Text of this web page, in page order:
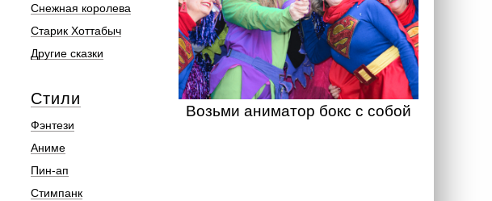
Снежная королева
Старик Хоттабыч
Другие сказки
Стили
Фэнтези
Аниме
Пин-ап
Стимпанк
Возьми аниматор бокс с собой